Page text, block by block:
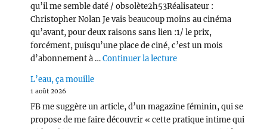
qu’il me semble daté / obsolète2h53Réalisateur :
Christopher Nolan Je vais beaucoup moins au cinéma
qu’avant, pour deux raisons sans lien :1/ le prix,
forcément, puisqu’une place de ciné, c’est un mois
d’abonnement à …Continuer la lecturede « L’Odyssée (2026)
L’eau, ça mouille
1 août 2026
FB me suggère un article, d’un magazine féminin, qui se
propose de me faire découvrir « cette pratique intime qui